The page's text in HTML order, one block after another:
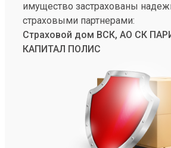
имущество застрахованы
страховыми партнерами:
Страховой дом ВСК, АО СК
КАПИТАЛ ПОЛИС